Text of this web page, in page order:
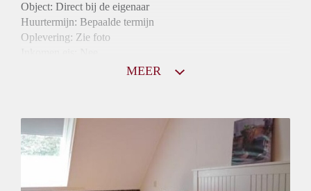
Object: Direct bij de eigenaar
Huurtermijn: Bepaalde termijn
Oplevering: Zie foto
Gedeelde Douche: Ja
Gedeelde woonkamer: Ja
Huisgenoten: Ja
Geslacht huisgenoten: Gemengd
MEER